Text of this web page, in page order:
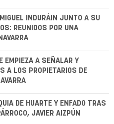
INDURÁIN JUNTO A SU
REUNIDOS POR UNA
EMPIEZA A SEÑALAR Y
A LOS PROPIETARIOS DE
DE HUARTE Y ENFADO TRAS
JAVIER AIZPÚN